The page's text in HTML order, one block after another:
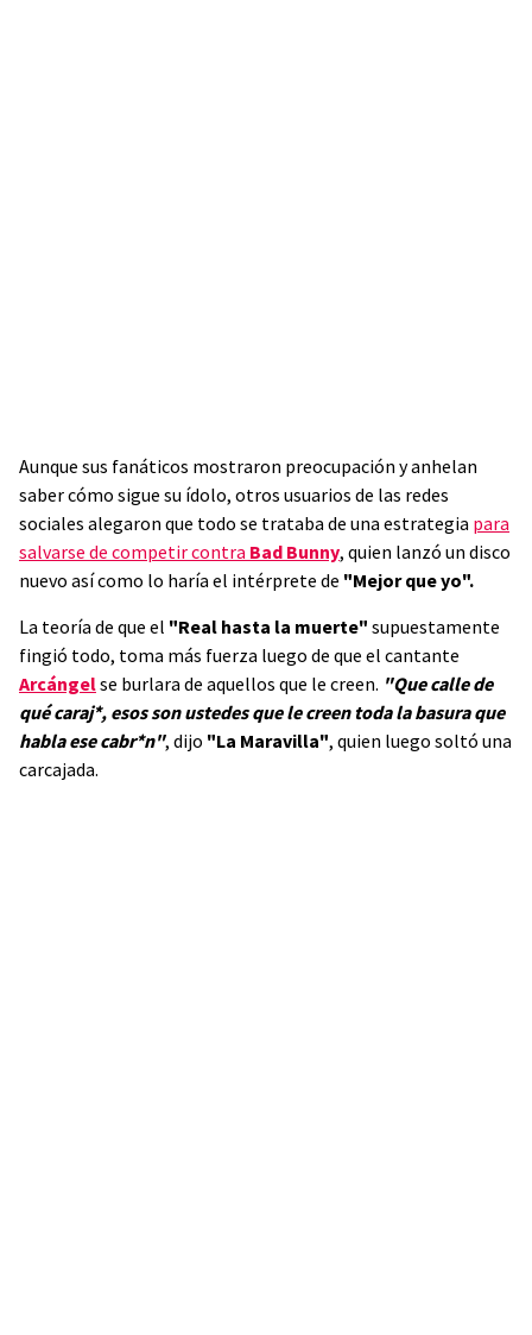
Aunque sus fanáticos mostraron preocupación y anhelan
saber cómo sigue su ídolo, otros usuarios de las redes
sociales alegaron que todo se trataba de una estrategia para
salvarse de competir contra Bad Bunny, quien lanzó un disco
nuevo así como lo haría el intérprete de "Mejor que yo".
La teoría de que el "Real hasta la muerte" supuestamente
fingió todo, toma más fuerza luego de que el cantante
Arcángelse burlara de aquellos que le creen. "Que calle de
qué caraj*, esos son ustedes que le creen toda la basura que
habla ese cabr*n", dijo "La Maravilla", quien luego soltó una
carcajada.